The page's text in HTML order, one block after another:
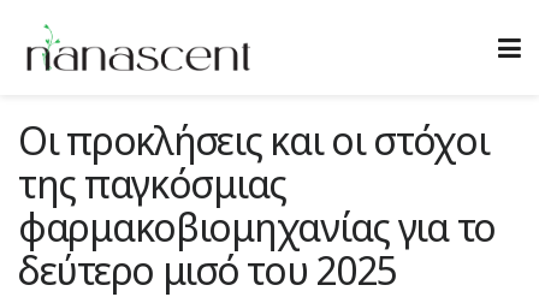
Οι προκλήσεις και οι στόχοι
της παγκόσμιας
φαρμακοβιομηχανίας για το
δεύτερο μισό του 2025